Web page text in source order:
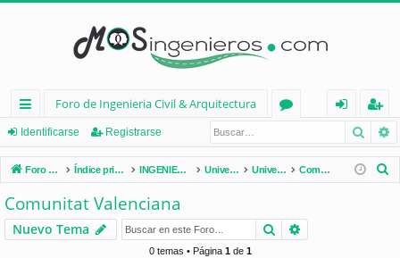
nl
ac
es
rá
pi
Foro de Ingenieria Civil & Arquitectura
os
nt
ifi
eg
ist
ra
Identificarse Registrarse
Foro de Ingenieria Civil & Arquitectura Índice principal INGENIERÍA CIVIL (España) Universidades de España Universidades por Comunidades Comunitat Valenciana
Comunitat Valenciana
Nuevo Tema Buscar
0 temas • Página 1de 1